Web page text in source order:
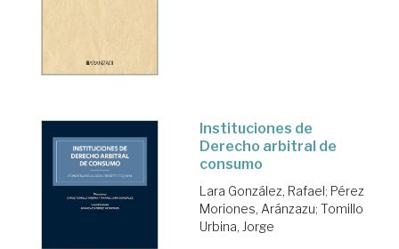
Instituciones de
Derecho arbitral de
consumo
Lara González, Rafael; Pérez
Moriones, Aránzazu; Tomillo
Urbina, Jorge